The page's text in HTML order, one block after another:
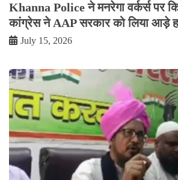
Khanna Police ने मनरेगा वर्कर्स पर
कांग्रेस ने AAP सरकार को लिया आड़े
July 15, 2026